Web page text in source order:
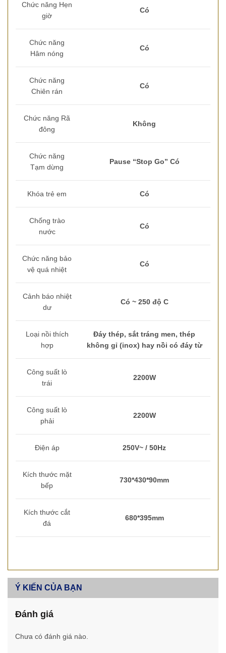
Chức năng Hẹn
giờ
Có
Chức năng
Hâm nóng
Có
Chức năng
Chiên rán
Có
Chức năng Rã
đông
Không
Chức năng
Tạm dừng
Pause “Stop Go” Có
Khóa trẻ em Có
Chống trào
nước
Có
Chức năng bảo
vệ quá nhiệt
Có
Cảnh báo nhiệt
dư
Có ~ 250 độ C
Loại nồi thích
hợp
Đáy thép, sắt tráng men, thép
không gỉ (inox) hay nồi có đáy từ
Công suất lò
trái
2200W
Công suất lò
phải
2200W
Điện áp 250V~ / 50Hz
Kích thước mặt
bếp
730*430*90mm
Kích thước cắt
đá
680*395mm
Ý KIẾN CỦA BẠN
Đánh giá
Chưa có đánh giá nào.